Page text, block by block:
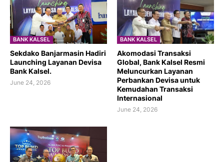
BANK KALSEL
Sekdako Banjarmasin Hadiri
Launching Layanan Devisa
Bank Kalsel.
June 24, 2026
BANK KALSEL
Akomodasi Transaksi
Global, Bank Kalsel Resmi
Meluncurkan Layanan
Perbankan Devisa untuk
Kemudahan Transaksi
Internasional
June 24, 2026